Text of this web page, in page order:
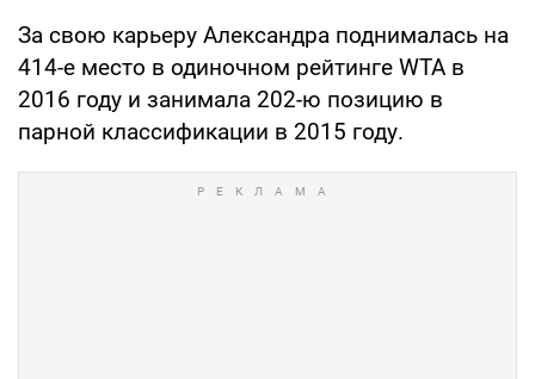
За свою карьеру Александра поднималась на
414-е место в одиночном рейтинге WTA в
2016 году и занимала 202-ю позицию в
парной классификации в 2015 году.